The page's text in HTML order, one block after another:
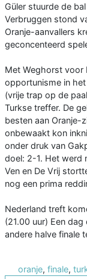
Güler stuurde de
Verbruggen stond
Oranje-aanvallers
geconcenteerd
Met Weghorst voor
opportunisme in
(vrije trap op de
Turkse treffer. De
besten aan Oranje-
onbewaakt kon
onder druk van
doel: 2-1. Het werd
Ven en De Vrij
nog een prima
Nederland treft
(21.00 uur) Een
andere halve finale
oranje, finale,